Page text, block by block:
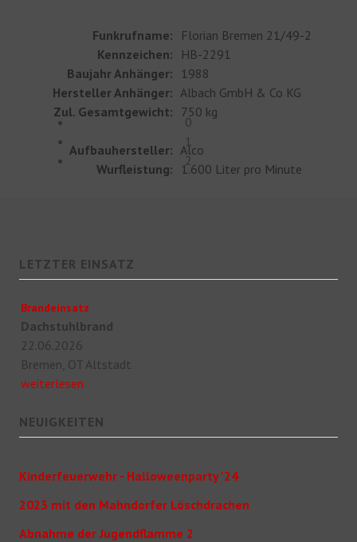
0
1
2
Funkrufname:
Florian Bremen 21/49-2
Kennzeichen:
HB-2291
Baujahr Anhänger:
1988
Hersteller Anhänger: Albach GmbH & Co KG
Zul. Gesamtgewicht: 750 kg
Aufbauhersteller: Alco
Wurfleistung:
1.600 Liter pro Minute
LETZTER EINSATZ
Brandeinsatz
Dachstuhlbrand
22.06.2026
Bremen, OT Altstadt
weiterlesen
NEUIGKEITEN
Kinderfeuerwehr - Halloweenparty '24
2023 mit den Mahndorfer Löschdrachen
Abnahme der Jugendflamme 2